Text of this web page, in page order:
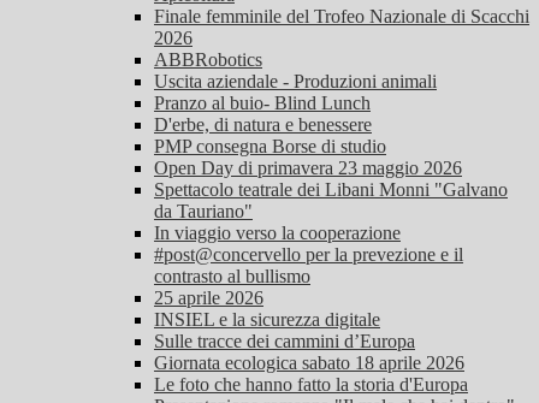
Finale femminile del Trofeo Nazionale di Scacchi
2026
ABBRobotics
Uscita aziendale - Produzioni animali
Pranzo al buio- Blind Lunch
D'erbe, di natura e benessere
PMP consegna Borse di studio
Open Day di primavera 23 maggio 2026
Spettacolo teatrale dei Libani Monni "Galvano
da Tauriano"
In viaggio verso la cooperazione
#post@concervello per la prevezione e il
contrasto al bullismo
25 aprile 2026
INSIEL e la sicurezza digitale
Sulle tracce dei cammini d’Europa
Giornata ecologica sabato 18 aprile 2026
Le foto che hanno fatto la storia d'Europa